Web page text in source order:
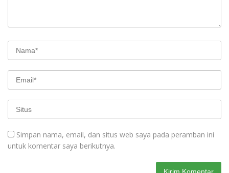
Simpan nama, email, dan situs web saya pada peramban ini
untuk komentar saya berikutnya.